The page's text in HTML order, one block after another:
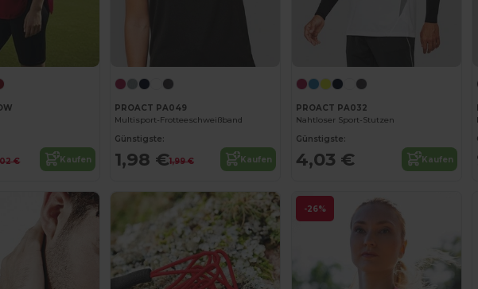
€ Kaufen
PROACT PA049
Multisport-Frotteeschweißband
Günstigste:
1,98 €1,99 € Kaufen
PROACT PA032
Nahtloser Sport-Stutzen
Günstigste:
4,03 € Kaufen
-26%